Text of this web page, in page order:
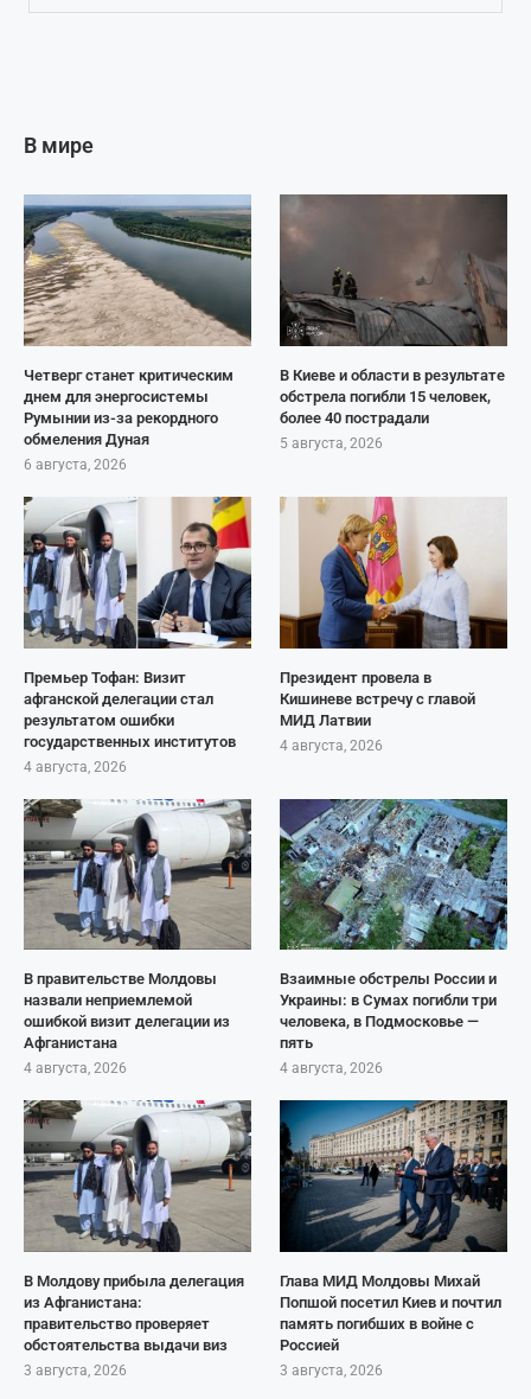
В мире
Четверг станет критическим
днем для энергосистемы
Румынии из-за рекордного
обмеления Дуная
6 августа, 2026
В Киеве и области в результате
обстрела погибли 15 человек,
более 40 пострадали
5 августа, 2026
Премьер Тофан: Визит
афганской делегации стал
результатом ошибки
государственных институтов
4 августа, 2026
Президент провела в
Кишиневе встречу с главой
МИД Латвии
4 августа, 2026
В правительстве Молдовы
назвали неприемлемой
ошибкой визит делегации из
Афганистана
4 августа, 2026
Взаимные обстрелы России и
Украины: в Сумах погибли три
человека, в Подмосковье —
пять
4 августа, 2026
В Молдову прибыла делегация
из Афганистана:
правительство проверяет
обстоятельства выдачи виз
3 августа, 2026
Глава МИД Молдовы Михай
Попшой посетил Киев и почтил
память погибших в войне с
Россией
3 августа, 2026